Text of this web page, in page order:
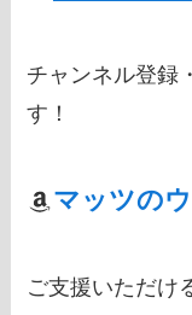
チャンネル登録
す！
マッツの
ご支援いただけ